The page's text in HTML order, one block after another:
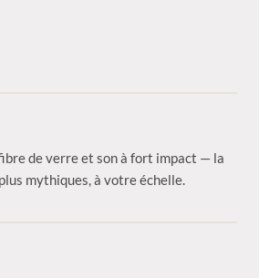
de verre et son à fort impact — la
mythiques, à votre échelle.